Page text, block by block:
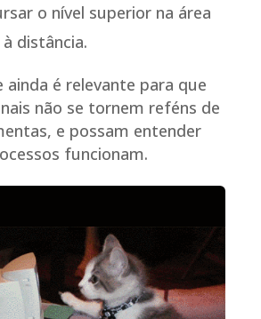
o nível superior na área
distância.
ainda é relevante para que
não se tornem reféns de
e possam entender
funcionam.